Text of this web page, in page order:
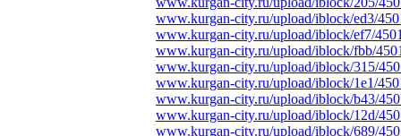
www.kurgan-city.ru/upload/iblock/ed3/
www.kurgan-city.ru/upload/iblock/ef7/
www.kurgan-city.ru/upload/iblock/fbb/
www.kurgan-city.ru/upload/iblock/315/
www.kurgan-city.ru/upload/iblock/1e1/
www.kurgan-city.ru/upload/iblock/b43/
www.kurgan-city.ru/upload/iblock/12d/
www.kurgan-city.ru/upload/iblock/689/